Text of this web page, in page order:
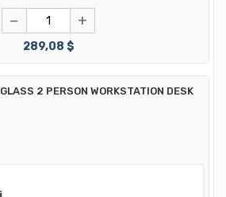
− +
289,08 $
GLASS 2 PERSON WORKSTATION DESK